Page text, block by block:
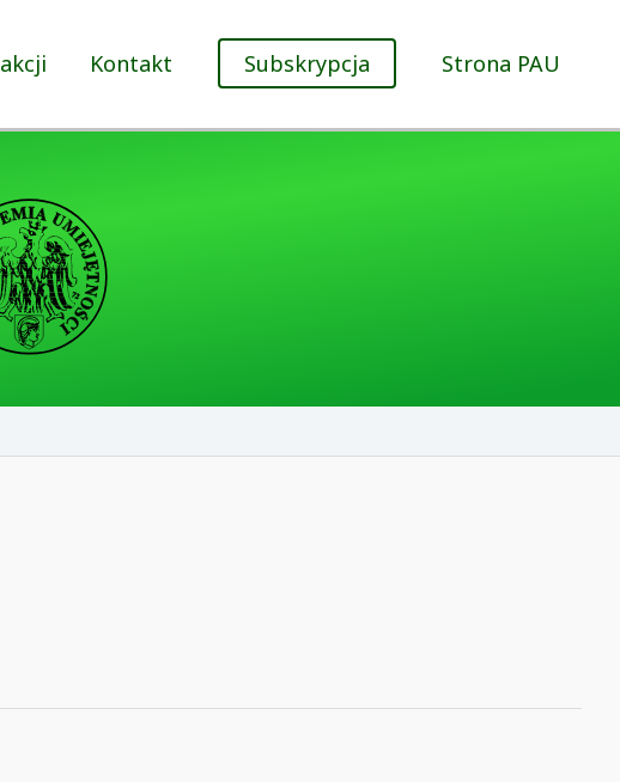
Kontakt Subskrypcja Strona PAU